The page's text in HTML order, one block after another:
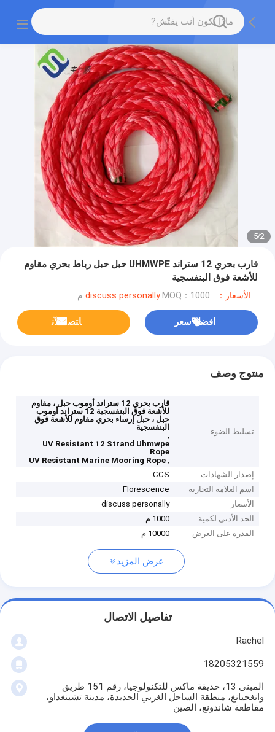
2
/
5
قارب بحري 12 ستراند UHMWPE حبل حبل رباط بحري مقاوم
للأشعة فوق البنفسجية
الأسعار：discuss personally MOQ：1000 م
افضل سعر ﺎﺘﺼﻟ ﺍﻶﻧ
منتوج وصف
تسليط الضوء
قارب بحري 12 ستراند أوموب حبل ، مقاوم
للأشعة فوق البنفسجية 12 ستراند أوموب
حبل ، حبل إرساء بحري مقاوم للأشعة فوق
البنفسجية
,
UV Resistant 12 Strand Uhmwpe
Rope
,
UV Resistant Marine Mooring Rope
إصدار الشهادات
CCS
اسم العلامة التجارية
Florescence
الأسعار
discuss personally
الحد الأدنى لكمية
1000 م
القدرة على العرض
10000 م
عرض المزيد
تفاصيل الاتصال
Rachel
18205321559
المبنى 13، حديقة ماكس للتكنولوجيا، رقم 151 طريق
وانغجيانغ، منطقة الساحل الغربي الجديدة، مدينة تشينغداو،
مقاطعة شاندونغ، الصين